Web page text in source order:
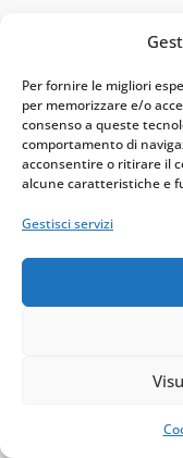
Per fornire le migliori
per memorizzare e/o
consenso a queste
comportamento di
acconsentire o ritirare il
alcune caratteristiche e
Gestisci servizi
Bonus
|